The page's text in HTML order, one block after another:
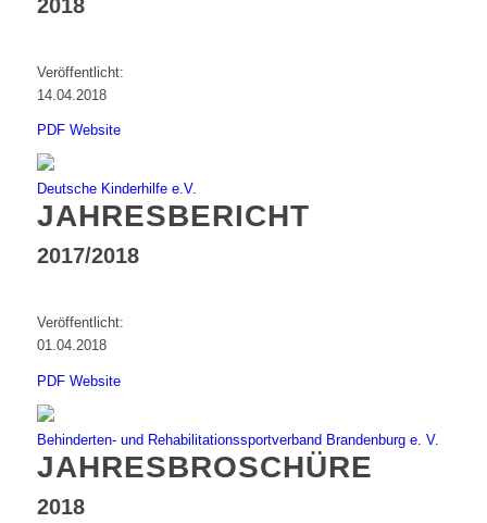
2018
Veröffentlicht:
14.04.2018
PDF Website
Deutsche Kinderhilfe e.V.
JAHRESBERICHT
2017/2018
Veröffentlicht:
01.04.2018
PDF Website
Behinderten- und Rehabilitationssportverband Brandenburg e. V.
JAHRESBROSCHÜRE
2018